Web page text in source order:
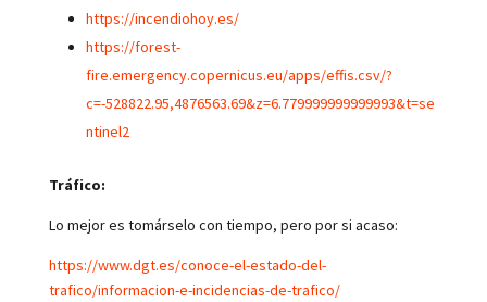
https://incendiohoy.es/
https://forest-
fire.emergency.copernicus.eu/apps/effis.csv/?
c=-528822.95,4876563.69&z=6.779999999999993&t=se
ntinel2
Tráfico:
Lo mejor es tomárselo con tiempo, pero por si acaso:
https://www.dgt.es/conoce-el-estado-del-
trafico/informacion-e-incidencias-de-trafico/